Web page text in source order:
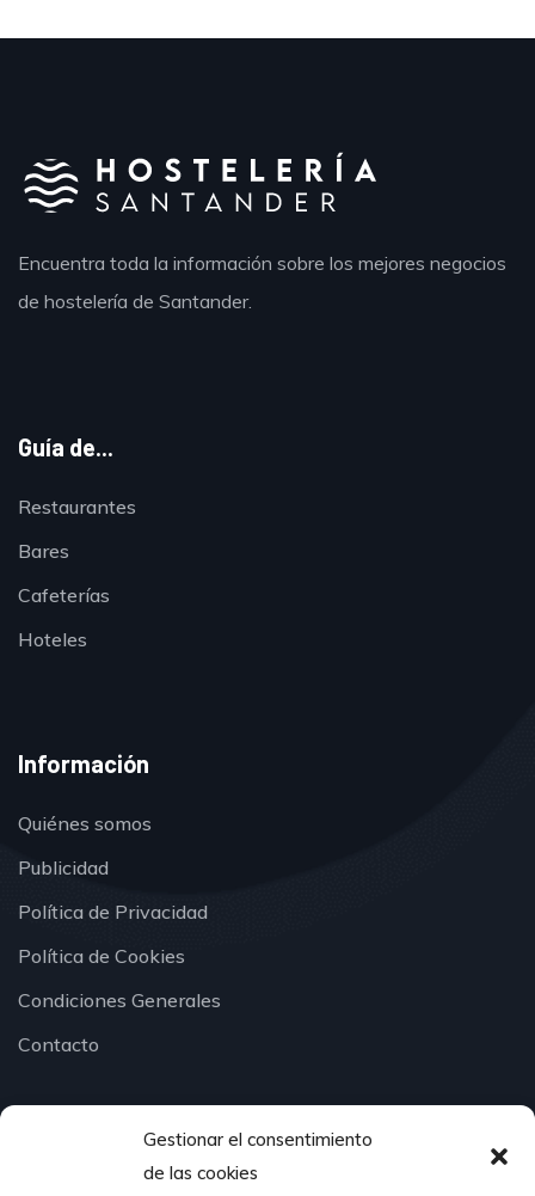
Gestionar el consentimiento
de las cookies
Encuentra toda la información sobre los mejores negocios
de hostelería de Santander.
Guía de...
Restaurantes
Bares
Cafeterías
Hoteles
Información
Quiénes somos
Publicidad
Política de Privacidad
Política de Cookies
Condiciones Generales
Contacto
¿Hablamos?